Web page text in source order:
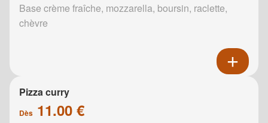
Base crème fraîche, mozzarella, boursin, raclette,
chèvre
Pizza curry
Dès 11.00 €